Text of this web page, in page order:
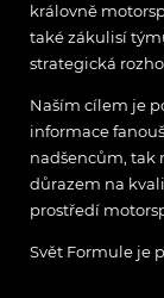
královně
také zákulisí
strategická
Naším cílem je
informace
nadšencům, tak
důrazem na
prostředí
Svět Formule je